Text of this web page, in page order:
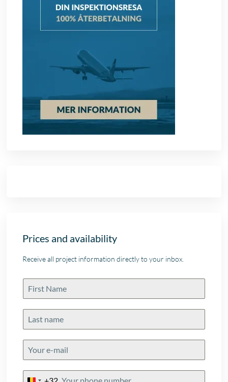
Prices and availability
Receive all project information directly to your inbox.